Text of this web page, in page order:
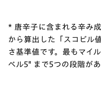
* 唐辛子に含まれる辛み
から算出した「スコビル
さ基準値です。最もマイ
ベル5" まで5つの段階が